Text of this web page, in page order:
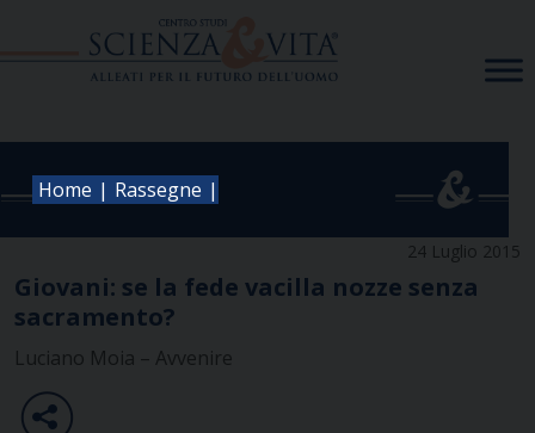
Home | Rassegne |
24 Luglio 2015
Giovani: se la fede vacilla nozze senza
sacramento?
Luciano Moia – Avvenire